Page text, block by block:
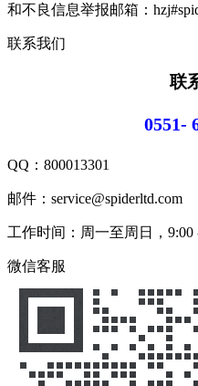
和不良信息举报邮箱：
联系我们
联
0551-
QQ： 800013301
邮件：service@spiderltd.com
工作时间：周一至周日，9:00
微信客服